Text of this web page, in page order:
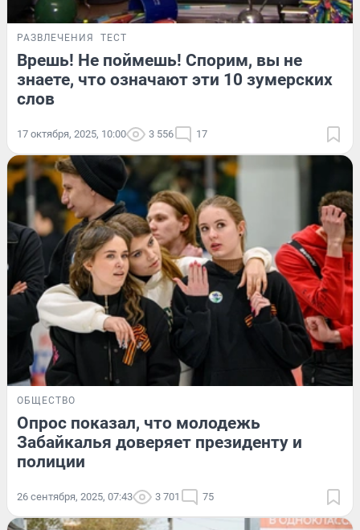
РАЗВЛЕЧЕНИЯ ТЕСТ
Врешь! Не поймешь! Спорим, вы не
знаете, что означают эти 10 зумерских
слов
17 октября, 2025, 10:00 3 556 17
ОБЩЕСТВО
Опрос показал, что молодежь
Забайкалья доверяет президенту и
полиции
26 сентября, 2025, 07:43 3 701 75